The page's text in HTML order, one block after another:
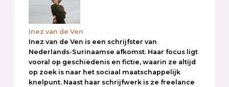
Inez van de Ven
Inez van de Ven is een schrijfster van
Nederlands-Surinaamse afkomst. Haar focus ligt
vooral op geschiedenis en fictie, waarin ze altijd
op zoek is naar het sociaal maatschappelijk
knelpunt. Naast haar schrijfwerk is ze freelance